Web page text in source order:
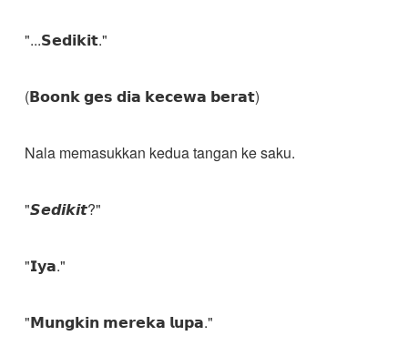
"...𝗦𝗲𝗱𝗶𝗸𝗶𝘁."
(𝗕𝗼𝗼𝗻𝗸 𝗴𝗲𝘀 𝗱𝗶𝗮 𝗸𝗲𝗰𝗲𝘄𝗮 𝗯𝗲𝗿𝗮𝘁)
Nala memasukkan kedua tangan ke saku.
"𝙎𝙚𝙙𝙞𝙠𝙞𝙩?"
"𝗜𝘆𝗮."
"𝗠𝘂𝗻𝗴𝗸𝗶𝗻 𝗺𝗲𝗿𝗲𝗸𝗮 𝗹𝘂𝗽𝗮."